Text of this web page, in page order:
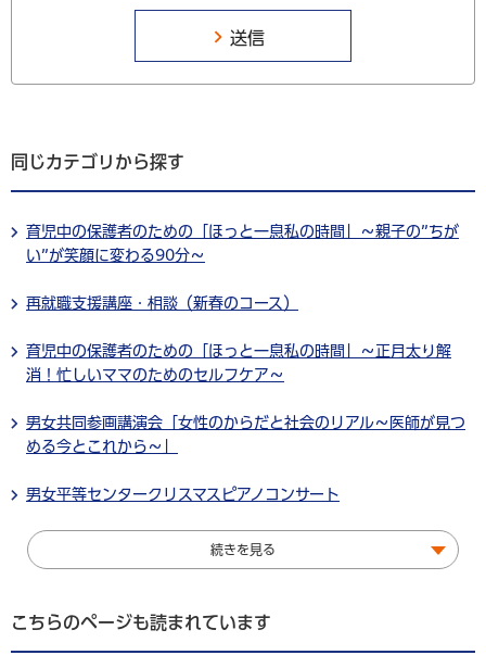
同じカテゴリから探す
育児中の保護者のための「ほっと一息私の時間」～親子の”ちが
い”が笑顔に変わる90分～
再就職支援講座・相談（新春のコース）
育児中の保護者のための「ほっと一息私の時間」～正月太り解
消！忙しいママのためのセルフケア～
男女共同参画講演会「女性のからだと社会のリアル～医師が見つ
める今とこれから～」
男女平等センタークリスマスピアノコンサート
続きを見る
こちらのページも読まれています